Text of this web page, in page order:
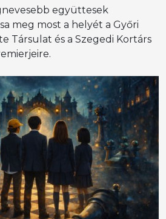
együttesek
meg most a helyét a Győri
Társulat és a Szegedi Kortárs